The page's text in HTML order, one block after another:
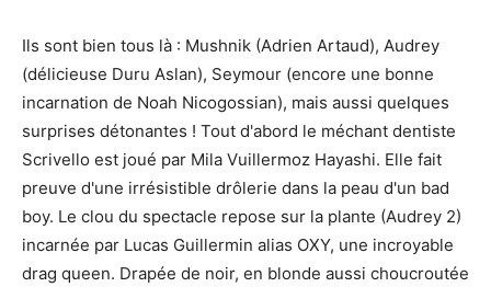
Ils sont bien tous là : Mushnik (Adrien Artaud), Audrey
(délicieuse Duru Aslan), Seymour (encore une bonne
incarnation de Noah Nicogossian), mais aussi quelques
surprises détonantes ! Tout d'abord le méchant dentiste
Scrivello est joué par Mila Vuillermoz Hayashi. Elle fait
preuve d'une irrésistible drôlerie dans la peau d'un bad
boy. Le clou du spectacle repose sur la plante (Audrey 2)
incarnée par Lucas Guillermin alias OXY, une incroyable
drag queen. Drapée de noir, en blonde aussi choucroutée